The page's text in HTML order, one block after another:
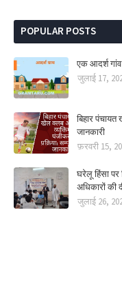
POPULAR POSTS
एक आदर्श
जुलाई 17,
बिहार
जानकारी
फ़रवरी 15,
घरेलू हिंसा पर
अधिकारों की
जुलाई 26,